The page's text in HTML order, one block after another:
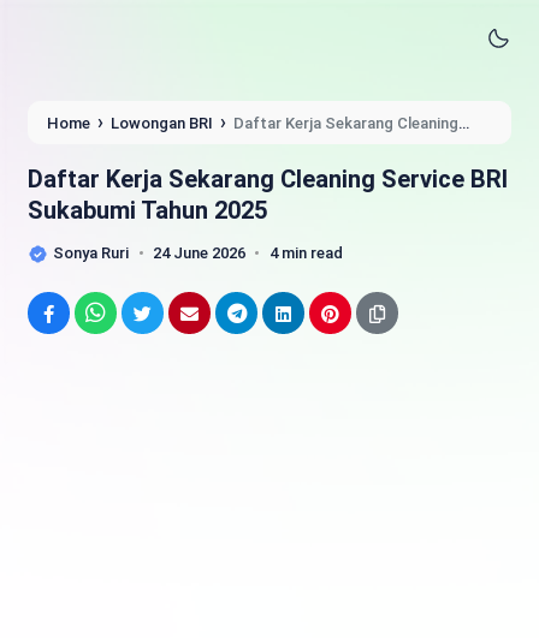
Home › Lowongan BRI › Daftar Kerja Sekarang Cleaning
Daftar Kerja Sekarang Cleaning Service BRI
Sukabumi Tahun 2025
Sonya Ruri 24 June 2026 4 min read